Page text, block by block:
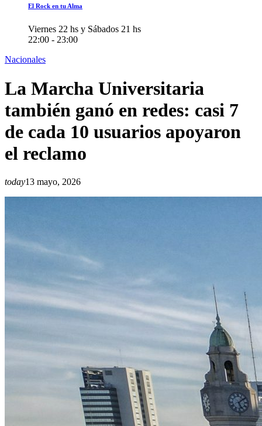
El Rock en tu Alma
Viernes 22 hs y Sábados 21 hs
22:00 - 23:00
Nacionales
La Marcha Universitaria
también ganó en redes: casi 7
de cada 10 usuarios apoyaron
el reclamo
today13 mayo, 2026